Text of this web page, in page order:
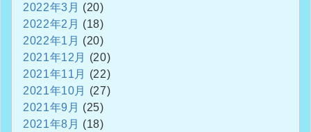
2022年3月 (20)
2022年2月 (18)
2022年1月 (20)
2021年12月
(20)
2021年11月
(22)
2021年10月
(27)
2021年9月 (25)
2021年8月 (18)